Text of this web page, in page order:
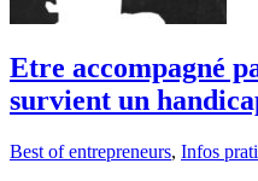
Etre accompagné
survient un
Best of entrepreneurs, Infos